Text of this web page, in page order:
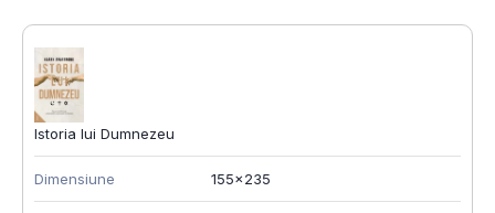
Istoria lui Dumnezeu
Dimensiune 155x235